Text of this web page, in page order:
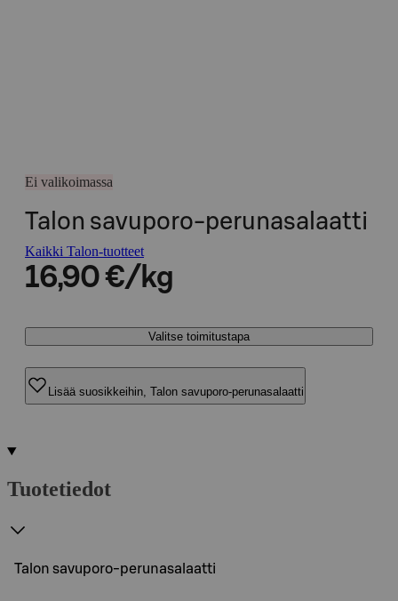
Ei valikoimassa
Talon savuporo-perunasalaatti
Kaikki Talon-tuotteet
16,90 €/kg
Valitse toimitustapa
Lisää suosikkeihin, Talon savuporo-perunasalaatti
Tuotetiedot
Talon savuporo-perunasalaatti